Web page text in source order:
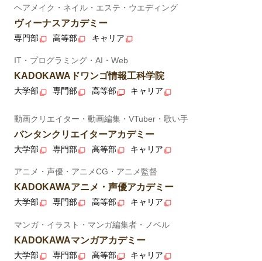
ヘアメイク・ネイル・エステ・ウエディング
ヴィーナスアカデミー
専門部 高等部 キャリア
IT・プログラミング・AI・Web
KADOKAWAドワンゴ情報工科学院
大学部 専門部 高等部 キャリア
動画クリエイター・動画編集・VTuber・歌い手
バンタンクリエイターアカデミー
大学部 専門部 高等部 キャリア
アニメ・声優・アニメCG・アニメ監督
KADOKAWAアニメ・声優アカデミー
大学部 専門部 高等部 キャリア
マンガ・イラスト・マンガ編集者・ノベル
KADOKAWAマンガアカデミー
大学部 専門部 高等部 キャリア